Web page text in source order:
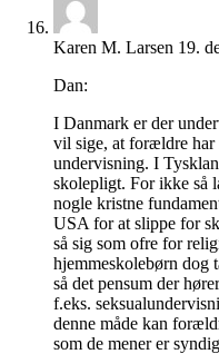
Karen M. Larsen 19.
Dan:
I Danmark er der
vil sige, at forældre har
undervisning. I
skolepligt. For ikke så
nogle kristne
USA for at slippe for
så sig som ofre for
hjemmeskolebørn dog
så det pensum der
f.eks.
denne måde kan
som de mener er